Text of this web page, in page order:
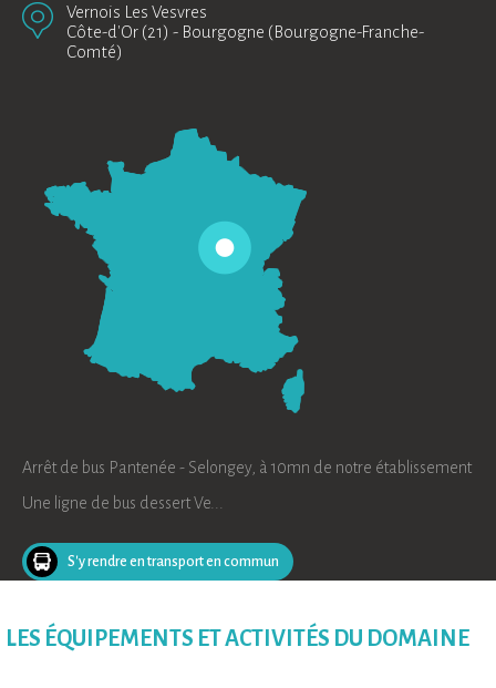
Vernois Les Vesvres
Côte-d'Or (21) - Bourgogne (Bourgogne-Franche-
Comté)
Arrêt de bus Pantenée - Selongey, à 10mn de notre établissement
Une ligne de bus dessert Ve...
S'y rendre en transport en commun
LES ÉQUIPEMENTS ET ACTIVITÉS DU DOMAINE